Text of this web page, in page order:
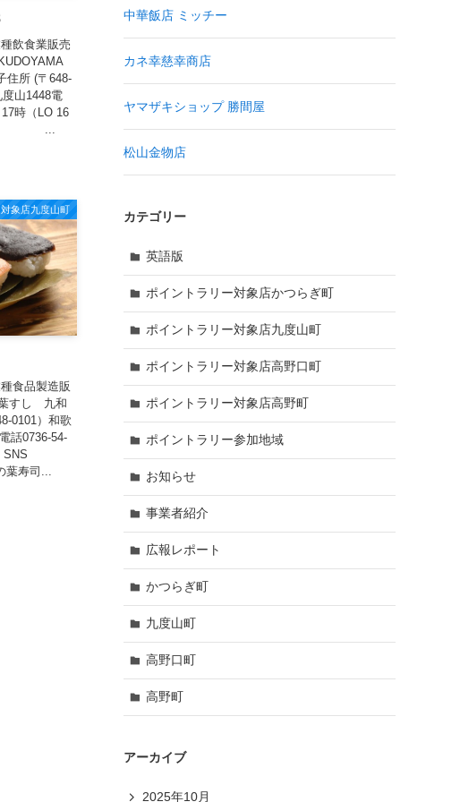
飲食業販売
住所 (〒648-
山1448電
時（LO 16
SNS ...
象店九度山町
食品製造販
すし 九和
0101）和歌
話0736-54-
HP・SNS
寿司...
中華飯店 ミッチー
カネ幸慈幸商店
ヤマザキショップ 勝間屋
松山金物店
カテゴリー
英語版
ポイントラリー対象店かつらぎ町
ポイントラリー対象店九度山町
ポイントラリー対象店高野口町
ポイントラリー対象店高野町
ポイントラリー参加地域
お知らせ
事業者紹介
広報レポート
かつらぎ町
九度山町
高野口町
高野町
アーカイブ
2025年10月